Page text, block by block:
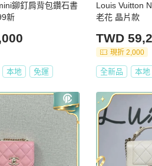
鉚釘肩背包鑽石書
新
本地 免運
Louis Vuitton
老花 晶片款
TWD
現折 2,000
全新品 本地